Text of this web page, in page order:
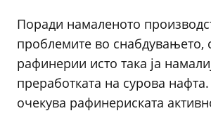
Поради намаленото
проблемите во снабдувањето,
рафинерии исто така ја
преработката на сурова
очекува рафинериската